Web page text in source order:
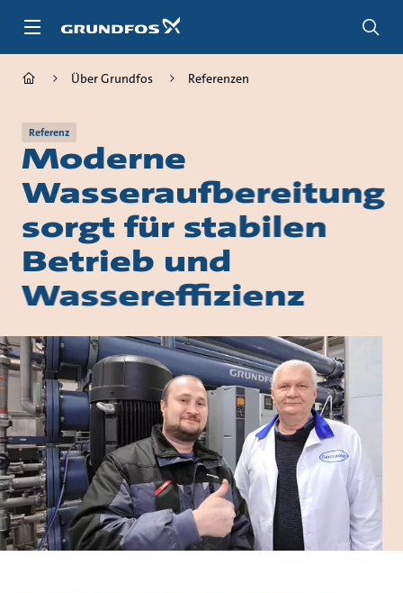
Inhalt
Über Grundfos Referenzen
Referenz
Moderne
Wasseraufbereitung
sorgt für stabilen
Betrieb und
Wassereffizienz